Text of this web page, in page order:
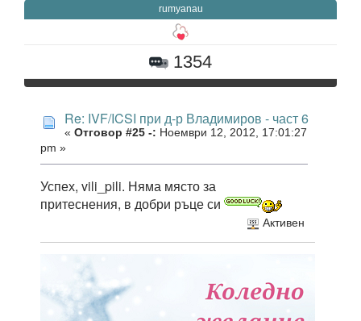
rumyanau
1354
Re: IVF/ICSI при д-р Владимиров - част 6
« Отговор #25 -: Ноември 12, 2012, 17:01:27
pm »
Успех, vili_pili. Няма място за
притеснения, в добри ръце си
Активен